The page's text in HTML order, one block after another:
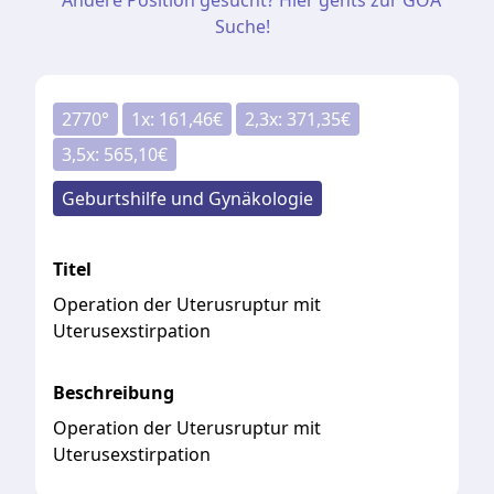
Suche!
2770° 1x: 161,46€ 2,3x: 371,35€
3,5x: 565,10€
Geburtshilfe und Gynäkologie
Titel
Operation der Uterusruptur mit
Uterusexstirpation
Beschreibung
Operation der Uterusruptur mit
Uterusexstirpation